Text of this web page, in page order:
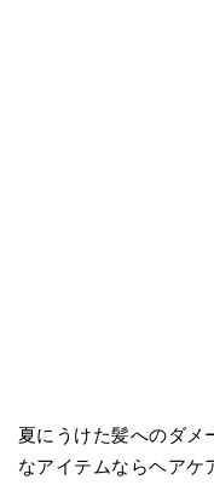
夏にうけた髪へのダメ
なアイテムならヘアケ